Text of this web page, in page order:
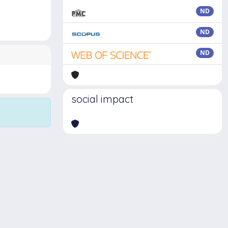
ND
ND
ND
social impact